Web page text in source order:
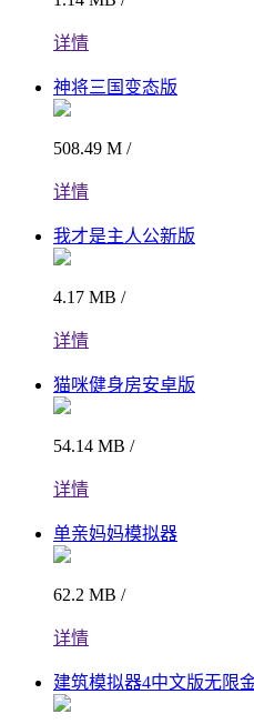
详情
神将三国变态版
508.49 M /
详情
我才是主人公新版
4.17 MB /
详情
猫咪健身房安卓版
54.14 MB /
详情
单亲妈妈模拟器
62.2 MB /
详情
建筑模拟器4中文版无限